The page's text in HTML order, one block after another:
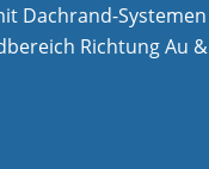
Dachrand-Systemen
Richtung Au &